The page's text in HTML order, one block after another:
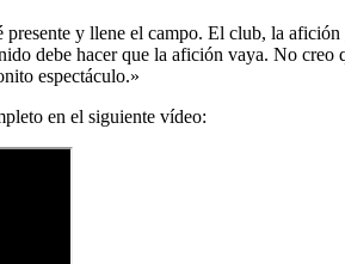
presente y llene el campo. El club, la
debe hacer que la afición vaya. No
espectáculo.»
en el siguiente vídeo: